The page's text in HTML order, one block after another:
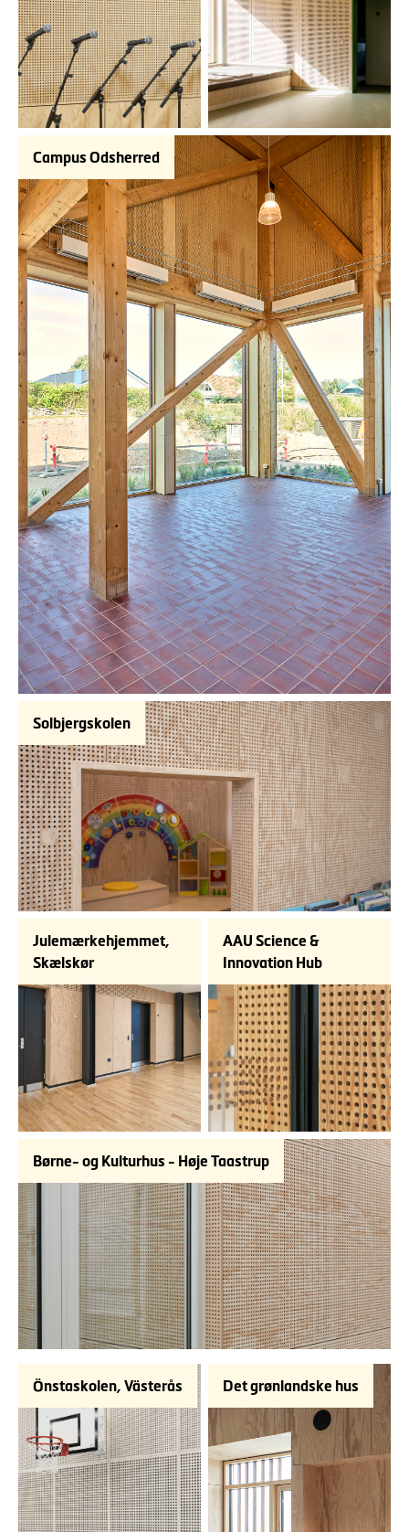
Campus Odsherred
Solbjergskolen
Julemærkehjemmet,
Skælskør
AAU Science &
Innovation Hub
Børne- og Kulturhus - Høje Taastrup
Önstaskolen, Västerås Det grønlandske hus